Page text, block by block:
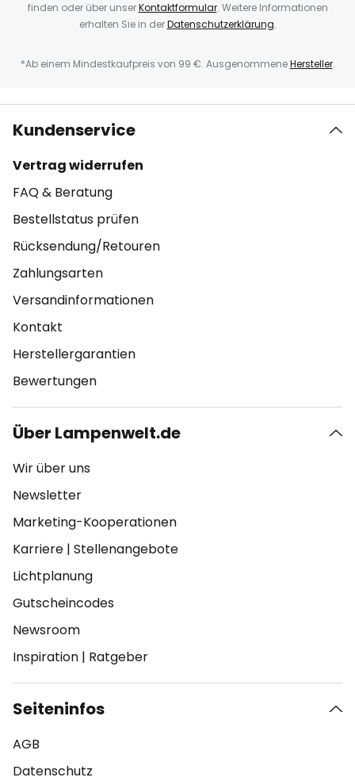
finden oder über unserKontaktformular. Weitere Informationen
erhalten Sie in derDatenschutzerklärung.
*Ab einem Mindestkaufpreis von 99 €. AusgenommeneHersteller.
Kundenservice
Vertrag widerrufen
FAQ & Beratung
Bestellstatus prüfen
Rücksendung/Retouren
Zahlungsarten
Versandinformationen
Kontakt
Herstellergarantien
Bewertungen
Über Lampenwelt.de
Wir über uns
Newsletter
Marketing-Kooperationen
Karriere | Stellenangebote
Lichtplanung
Gutscheincodes
Newsroom
Inspiration | Ratgeber
Seiteninfos
AGB
Datenschutz